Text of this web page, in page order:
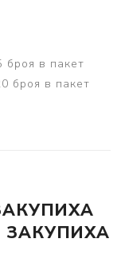
броя в пакет
броя в пакет